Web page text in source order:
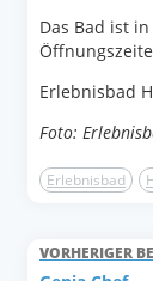
Das Bad ist
Erlebnisbad
Foto:
Erlebnisbad
VORHERIGER